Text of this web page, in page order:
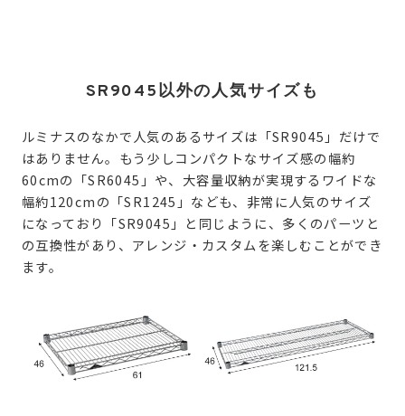
SR9045以外の人気サイズも
ルミナスのなかで人気のあるサイズは「SR9045」だけで
はありません。もう少しコンパクトなサイズ感の幅約
60cmの「SR6045」や、大容量収納が実現するワイドな
幅約120cmの「SR1245」なども、非常に人気のサイズ
になっており「SR9045」と同じように、多くのパーツと
の互換性があり、アレンジ・カスタムを楽しむことができ
ます。